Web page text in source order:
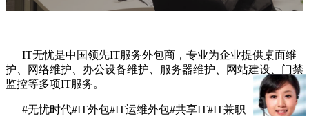
IT无忧是中国领先IT服务外包商，专业为企业提供桌面维
护、网络维护、办公设备维护、服务器维护、网站建设、门禁
监控等多项IT服务。
#无忧时代#IT外包#IT运维外包#共享IT#IT兼职